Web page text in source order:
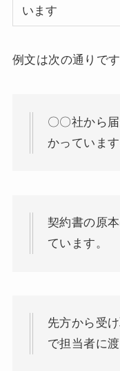
います
例文は次の通りです
〇〇社から
かっています
契約書の原
ています。
先方から受
で担当者に渡